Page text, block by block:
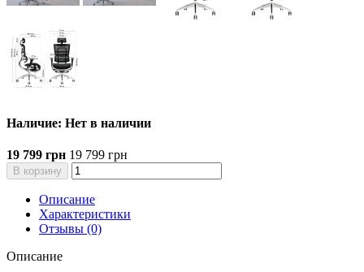
Наличие: Нет в наличии
19 799 грн 19 799 грн
В корзину
Описание
Характеристики
Отзывы (0)
Описание